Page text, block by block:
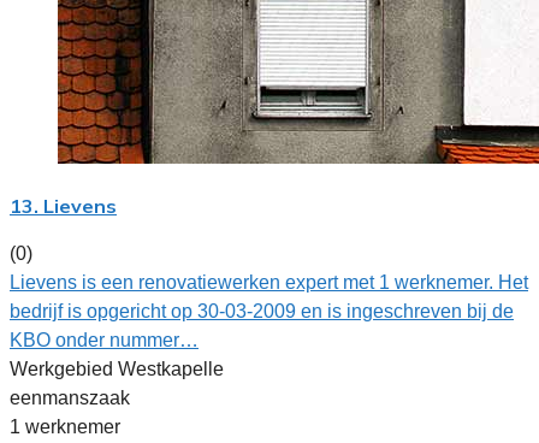
13. Lievens
(0)
Lievens is een renovatiewerken expert met 1 werknemer. Het
bedrijf is opgericht op 30-03-2009 en is ingeschreven bij de
KBO onder nummer…
Werkgebied Westkapelle
eenmanszaak
1 werknemer